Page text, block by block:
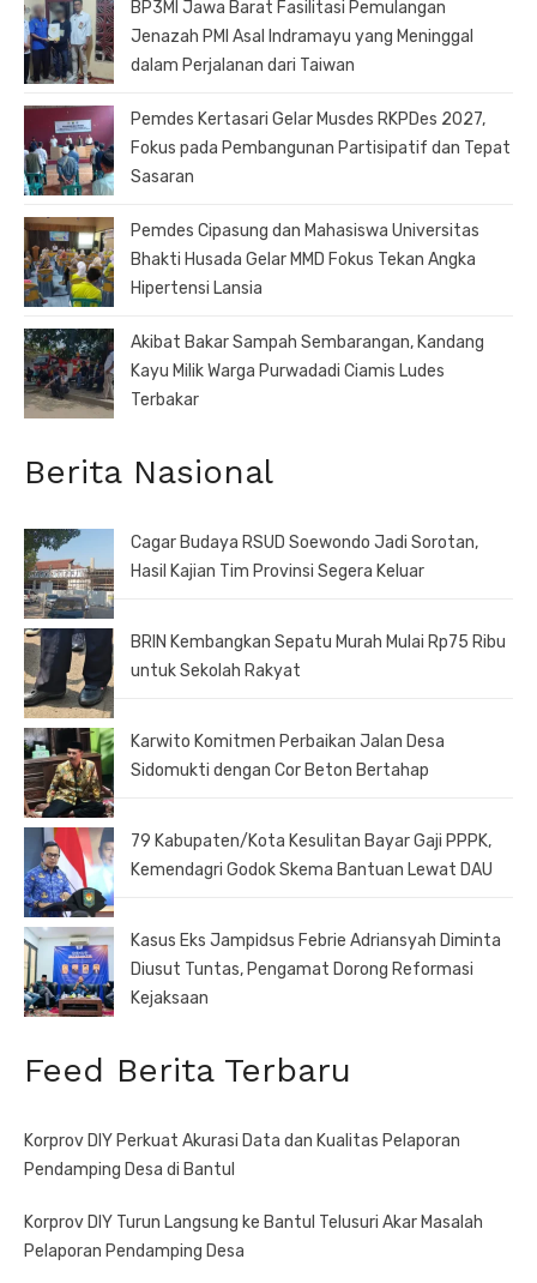
BP3MI Jawa Barat Fasilitasi Pemulangan
Jenazah PMI Asal Indramayu yang Meninggal
dalam Perjalanan dari Taiwan
Pemdes Kertasari Gelar Musdes RKPDes 2027,
Fokus pada Pembangunan Partisipatif dan Tepat
Sasaran
Pemdes Cipasung dan Mahasiswa Universitas
Bhakti Husada Gelar MMD Fokus Tekan Angka
Hipertensi Lansia
Akibat Bakar Sampah Sembarangan, Kandang
Kayu Milik Warga Purwadadi Ciamis Ludes
Terbakar
Berita Nasional
Cagar Budaya RSUD Soewondo Jadi Sorotan,
Hasil Kajian Tim Provinsi Segera Keluar
BRIN Kembangkan Sepatu Murah Mulai Rp75 Ribu
untuk Sekolah Rakyat
Karwito Komitmen Perbaikan Jalan Desa
Sidomukti dengan Cor Beton Bertahap
79 Kabupaten/Kota Kesulitan Bayar Gaji PPPK,
Kemendagri Godok Skema Bantuan Lewat DAU
Kasus Eks Jampidsus Febrie Adriansyah Diminta
Diusut Tuntas, Pengamat Dorong Reformasi
Kejaksaan
Feed Berita Terbaru
Korprov DIY Perkuat Akurasi Data dan Kualitas Pelaporan
Pendamping Desa di Bantul
Korprov DIY Turun Langsung ke Bantul Telusuri Akar Masalah
Pelaporan Pendamping Desa